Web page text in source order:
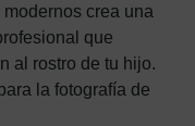
crea una
que
al rostro de tu hijo.
la fotografía de